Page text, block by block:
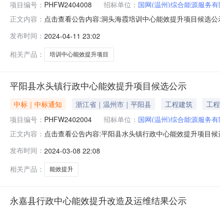
项目编号： PHFW2404008 招标单位： 国网(温州)综合能源服务
正文内容： 点击查看公告内容:洞头海霞培训中心能效提升项目候选
务期：5475天；2、中标候选人按照招标文件要求承诺
标
发布时间： 2024-04-11 23:02
相关产品：
培训中心能效提升项目
平阳县水头镇行政中心能效提升项目候选公示
中标｜中标通知 浙江省｜温州市｜平阳县 工程建筑
工程
项目编号： PHFW2402004 招标单位： 国网(温州)综合能源服务
正文内容： 点击查看公告内容:平阳县水头镇行政中心能效提升项目
工期/交货期/服务期：2920天；2、中标候选人按照招标
的资
发布时间： 2024-03-08 22:08
相关产品：
能效提升
永嘉县行政中心能效提升改造及运维结果公示